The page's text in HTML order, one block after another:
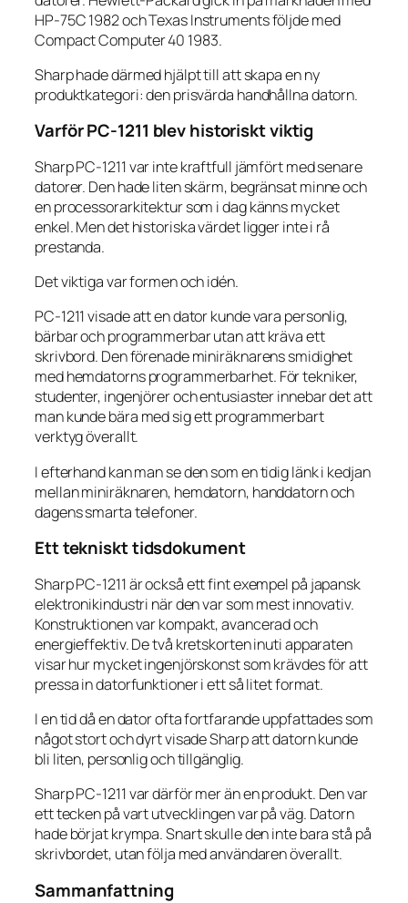
HP-75C 1982 och Texas Instruments följde med
Compact Computer 40 1983.
Sharp hade därmed hjälpt till att skapa en ny
produktkategori: den prisvärda handhållna datorn.
Varför PC-1211 blev historiskt viktig
Sharp PC-1211 var inte kraftfull jämfört med senare
datorer. Den hade liten skärm, begränsat minne och
en processorarkitektur som i dag känns mycket
enkel. Men det historiska värdet ligger inte i rå
prestanda.
Det viktiga var formen och idén.
PC-1211 visade att en dator kunde vara personlig,
bärbar och programmerbar utan att kräva ett
skrivbord. Den förenade miniräknarens smidighet
med hemdatorns programmerbarhet. För tekniker,
studenter, ingenjörer och entusiaster innebar det att
man kunde bära med sig ett programmerbart
verktyg överallt.
I efterhand kan man se den som en tidig länk i kedjan
mellan miniräknaren, hemdatorn, handdatorn och
dagens smarta telefoner.
Ett tekniskt tidsdokument
Sharp PC-1211 är också ett fint exempel på japansk
elektronikindustri när den var som mest innovativ.
Konstruktionen var kompakt, avancerad och
energieffektiv. De två kretskorten inuti apparaten
visar hur mycket ingenjörskonst som krävdes för att
pressa in datorfunktioner i ett så litet format.
I en tid då en dator ofta fortfarande uppfattades som
något stort och dyrt visade Sharp att datorn kunde
bli liten, personlig och tillgänglig.
Sharp PC-1211 var därför mer än en produkt. Den var
ett tecken på vart utvecklingen var på väg. Datorn
hade börjat krympa. Snart skulle den inte bara stå på
skrivbordet, utan följa med användaren överallt.
Sammanfattning